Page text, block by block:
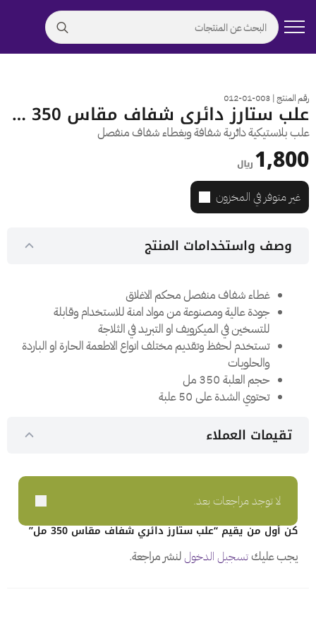
Search
for:
رقم المنتج | 003-01-012 علب ستارز دائري شفاف مقاس 350 مل
علب بلاستيكية دائرية شفافة وبغطاء شفاف منفصل
1,800﷼
غير متوفر في المخزون
وصف واستخدامات المنتج
غطاء شفاف منفصل محكم الاغلاق
جودة عالية ومصنوعة من مواد امنة للاستخدام وقابلة
للتسخين في الميكرويف او التبريد في الثلاجة
تستخدم لحفظ وتقديم مختلف انواع الاطعمة الحارة او الباردة
والحلويات
حجم العلبة 350 مل
تحتوي الشدة على 50 علبة
تقيمات العملاء
لا توجد مراجعات بعد.
كن أول من يقيم “علب ستارز دائري شفاف مقاس 350 مل”
يجب عليكتسجيل الدخوللنشر مراجعة.